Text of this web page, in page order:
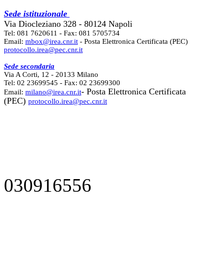
Sede istituzionale
Via Diocleziano 328 - 80124 Napoli
Tel: 081 7620611 - Fax: 081 5705734
Email: mbox@irea.cnr.it - Posta Elettronica Certificata (PEC)
protocollo.irea@pec.cnr.it
Sede secondaria
Via A Corti, 12 - 20133 Milano
Tel: 02 23699545 - Fax: 02 23699300
Email: milano@irea.cnr.it- Posta Elettronica Certificata
(PEC) protocollo.irea@pec.cnr.it
030916556